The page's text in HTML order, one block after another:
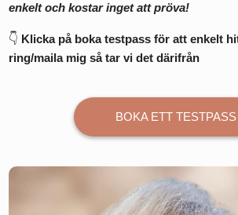
enkelt och kostar inget att pröva!
👇 Klicka på boka testpass för att enkelt
ring/maila mig så tar vi det därifrån
BOKA ETT TESTPASS